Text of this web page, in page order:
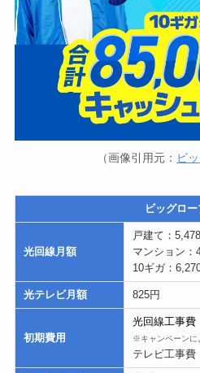
（画像引用元： ビ
ビッグロ
光回線月額
戸建て：
マンション：
10ギガ：
光テレビ月額 825円
初期費用
光回線工事費
※キャンペーンに
テレビ工事費